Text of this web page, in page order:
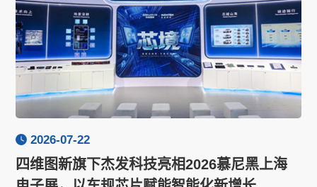
2026-07-22
四维图新旗下杰发科技亮相2026慕尼黑上海